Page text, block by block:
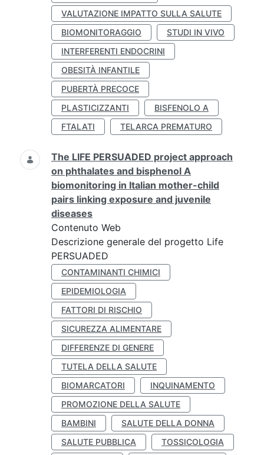
VALUTAZIONE IMPATTO SULLA SALUTE
BIOMONITORAGGIO
STUDI IN VIVO
INTERFERENTI ENDOCRINI
OBESITÀ INFANTILE
PUBERTÀ PRECOCE
PLASTICIZZANTI
BISFENOLO A
FTALATI
TELARCA PREMATURO
The LIFE PERSUADED project approach
on phthalates and bisphenol A
biomonitoring in Italian mother-child
pairs linking exposure and juvenile
diseases
Contenuto Web
Descrizione generale del progetto Life
PERSUADED
CONTAMINANTI CHIMICI
EPIDEMIOLOGIA
FATTORI DI RISCHIO
SICUREZZA ALIMENTARE
DIFFERENZE DI GENERE
TUTELA DELLA SALUTE
BIOMARCATORI
INQUINAMENTO
PROMOZIONE DELLA SALUTE
BAMBINI
SALUTE DELLA DONNA
SALUTE PUBBLICA
TOSSICOLOGIA